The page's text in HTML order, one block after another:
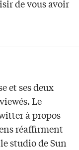
de vous avoir
et ses deux
Le
à propos
réaffirment
studio de Sun